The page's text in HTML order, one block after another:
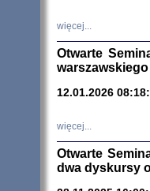
więcej...
Otwarte
12.01.2026
więcej...
Otwarte
dwa dyskursy